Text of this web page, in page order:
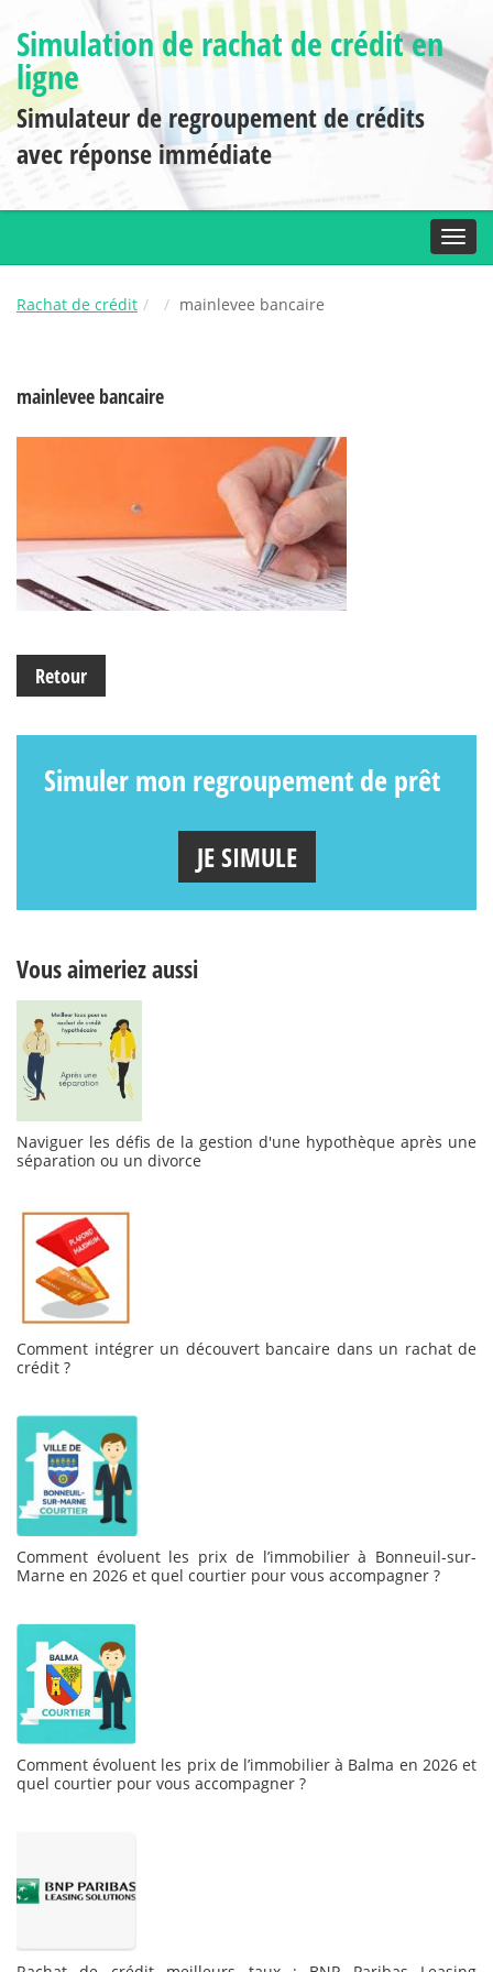
Simulation de rachat de crédit en
ligne
Simulateur de regroupement de crédits
avec réponse immédiate
Rachat de crédit mainlevee bancaire
mainlevee bancaire
Retour
Simuler mon regroupement de prêt
JE SIMULE
Vous aimeriez aussi
Naviguer les défis de la gestion d'une hypothèque après une
séparation ou un divorce
Comment intégrer un découvert bancaire dans un rachat de
crédit ?
Comment évoluent les prix de l’immobilier à Bonneuil-sur-
Marne en 2026 et quel courtier pour vous accompagner ?
Comment évoluent les prix de l’immobilier à Balma en 2026 et
quel courtier pour vous accompagner ?